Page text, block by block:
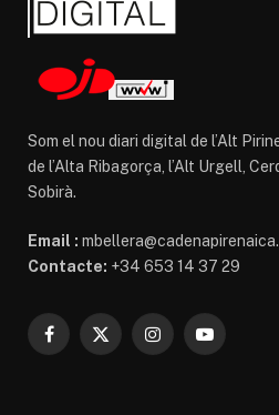
Som el nou diari digital de l’Alt
de l’Alta Ribagorça, l’Alt Urgell,
Sobirà.
Email :
Contacte: +34 653 14 37 29
Facebook
X
InstagramYouTube